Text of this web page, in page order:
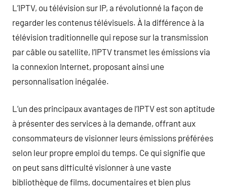
L’IPTV, ou télévision sur IP, a révolutionné la façon de
regarder les contenus télévisuels. À la différence à la
télévision traditionnelle qui repose sur la transmission
par câble ou satellite, l’IPTV transmet les émissions via
la connexion Internet, proposant ainsi une
personnalisation inégalée.
L’un des principaux avantages de l’IPTV est son aptitude
à présenter des services à la demande, offrant aux
consommateurs de visionner leurs émissions préférées
selon leur propre emploi du temps. Ce qui signifie que
on peut sans difficulté visionner à une vaste
bibliothèque de films, documentaires et bien plus